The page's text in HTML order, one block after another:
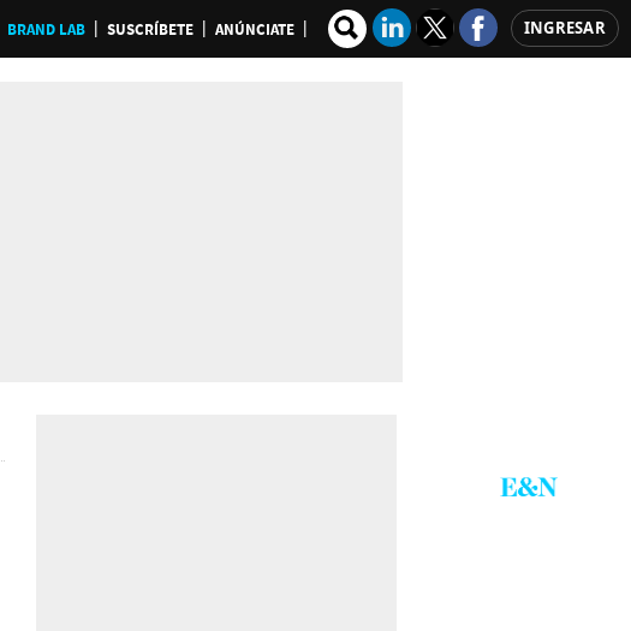
BRAND LAB SUSCRÍBETE ANÚNCIATE INGRESAR